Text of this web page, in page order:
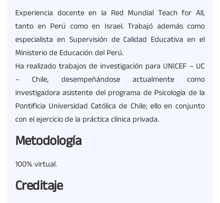
Experiencia docente en la Red Mundial Teach for All,
tanto en Perú como en Israel. Trabajó además como
especialista en Supervisión de Calidad Educativa en el
Ministerio de Educación del Perú.
Ha realizado trabajos de investigación para UNICEF – UC
– Chile, desempeñándose actualmente como
investigadora asistente del programa de Psicología de la
Pontificia Universidad Católica de Chile; ello en conjunto
con el ejercicio de la práctica clínica privada.
Metodología
100% virtual.
Creditaje